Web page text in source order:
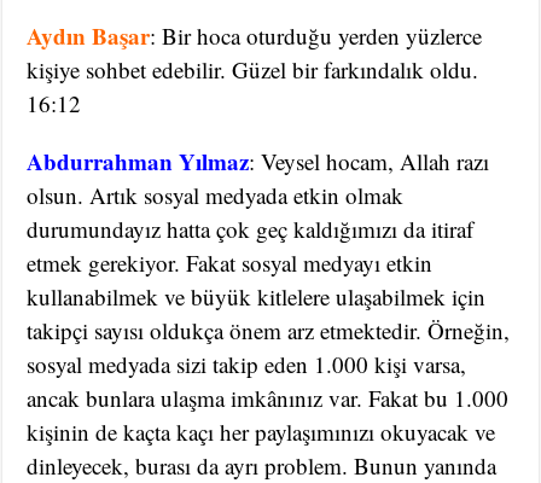
Aydın Başar: Bir hoca oturduğu yerden yüzlerce
kişiye sohbet edebilir. Güzel bir farkındalık oldu.
16:12
Abdurrahman Yılmaz: Veysel hocam, Allah razı
olsun. Artık sosyal medyada etkin olmak
durumundayız hatta çok geç kaldığımızı da itiraf
etmek gerekiyor. Fakat sosyal medyayı etkin
kullanabilmek ve büyük kitlelere ulaşabilmek için
takipçi sayısı oldukça önem arz etmektedir. Örneğin,
sosyal medyada sizi takip eden 1.000 kişi varsa,
ancak bunlara ulaşma imkânınız var. Fakat bu 1.000
kişinin de kaçta kaçı her paylaşımınızı okuyacak ve
dinleyecek, burası da ayrı problem. Bunun yanında